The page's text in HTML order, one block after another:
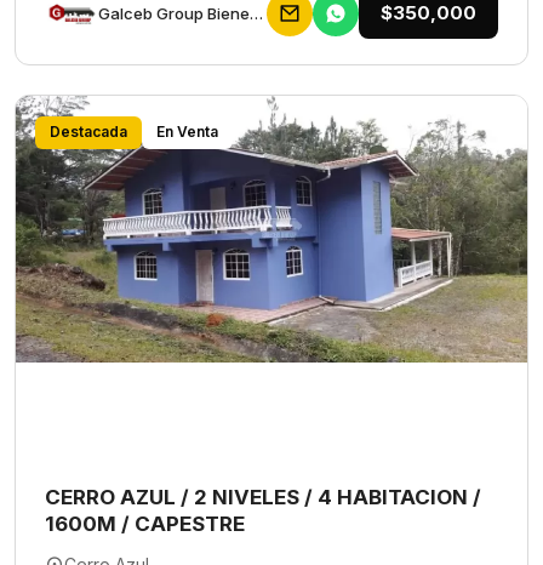
Galceb Group Bienes Raices $350,000
Destacada En Venta
CERRO AZUL / 2 NIVELES / 4 HABITACION /
1600M / CAPESTRE